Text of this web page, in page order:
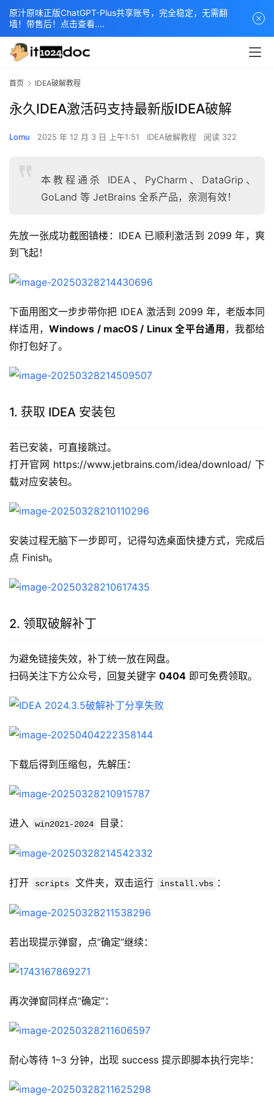
首页 IDEA破解教程
永久IDEA激活码支持最新版IDEA破解
Lomu 2025 年 12 月 3 日 上午1:51 IDEA破解教程 阅读 322
本教程通杀 IDEA、PyCharm、DataGrip、
GoLand 等 JetBrains 全系产品，亲测有效！
先放一张成功截图镇楼：IDEA 已顺利激活到 2099 年，爽
到飞起！
下面用图文一步步带你把 IDEA 激活到 2099 年，老版本同
样适用，Windows / macOS / Linux 全平台通用 ，我都给
你打包好了。
1. 获取 IDEA 安装包
若已安装，可直接跳过。
打开官网 https://www.jetbrains.com/idea/download/ 下
载对应安装包。
安装过程无脑下一步即可，记得勾选桌面快捷方式，完成后
点 Finish。
2. 领取破解补丁
为避免链接失效，补丁统一放在网盘。
扫码关注下方公众号，回复关键字 0404 即可免费领取。
下载后得到压缩包，先解压：
进入 win2021-2024 目录：
打开 scripts 文件夹，双击运行 install.vbs ：
若出现提示弹窗，点“确定”继续：
再次弹窗同样点“确定”：
耐心等待 1–3 分钟，出现 success 提示即脚本执行完毕：
原汁原味正版ChatGPT-Plus共享账号，完全稳定，无需翻
墙！带售后！点击查看....